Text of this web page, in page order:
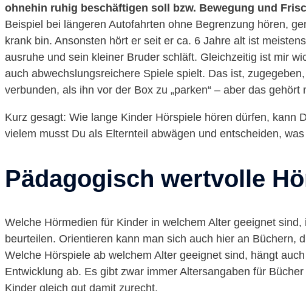
ohnehin ruhig beschäftigen soll bzw. Bewegung und
Beispiel bei längeren Autofahrten ohne Begrenzung hören,
krank bin. Ansonsten hört er seit er ca. 6 Jahre alt ist
ausruhe und sein kleiner Bruder schläft. Gleichzeitig ist mir
auch abwechslungsreichere Spiele spielt. Das ist,
verbunden, als ihn vor der Box zu „parken“ – aber das gehört
Kurz gesagt: Wie lange Kinder Hörspiele hören dürfen, kann
vielem musst Du als Elternteil abwägen und entscheiden,
Pädagogisch wertvolle
Welche Hörmedien für Kinder in welchem Alter geeignet
beurteilen. Orientieren kann man sich auch hier an Büchern,
Welche Hörspiele ab welchem Alter geeignet sind, hängt
Entwicklung ab. Es gibt zwar immer Altersangaben für
Kinder gleich gut damit zurecht.